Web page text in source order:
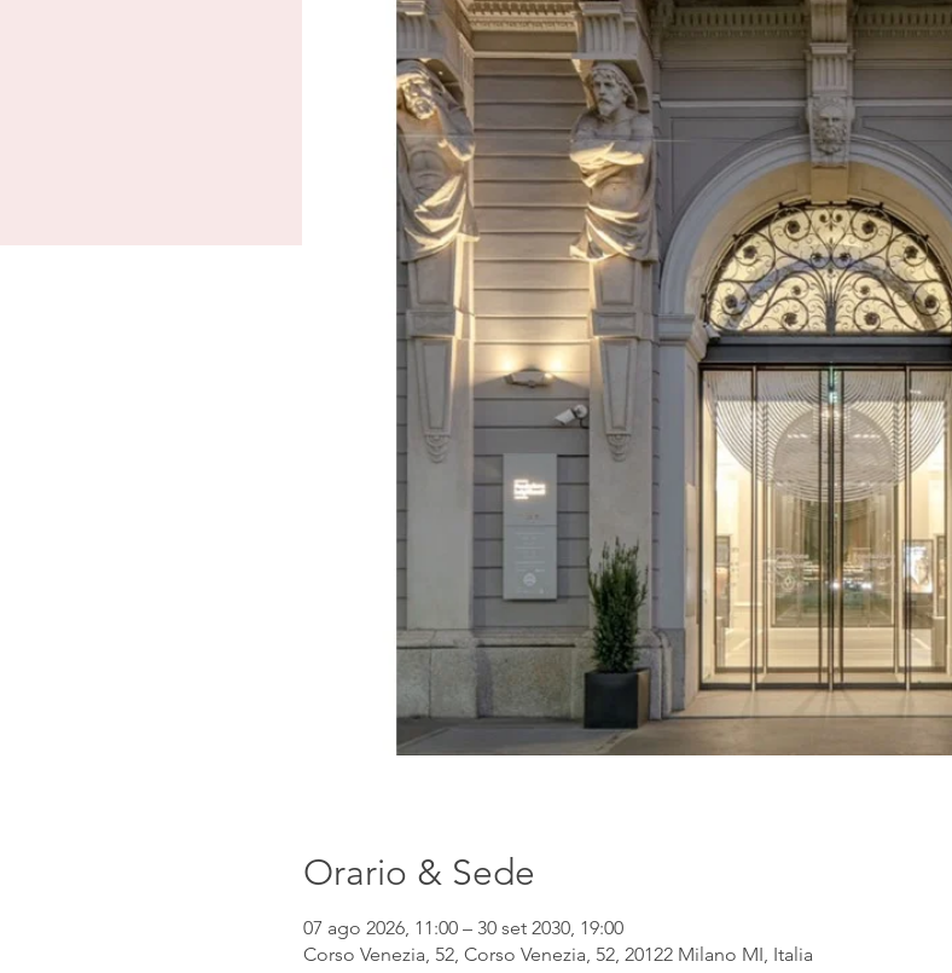
Orario & Sede
07 ago 2026, 11:00 – 30 set 2030, 19:00
Corso Venezia, 52, Corso Venezia, 52, 20122 Milano MI, Italia